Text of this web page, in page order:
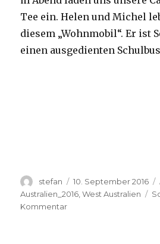
Tee ein. Helen und Michel
diesem „Wohnmobil“. Er ist
einen ausgedienten
Autor
stefan
Veröffentlicht
am
10. September 2016
Australien_2016 ,West Australien
Kommentarzu